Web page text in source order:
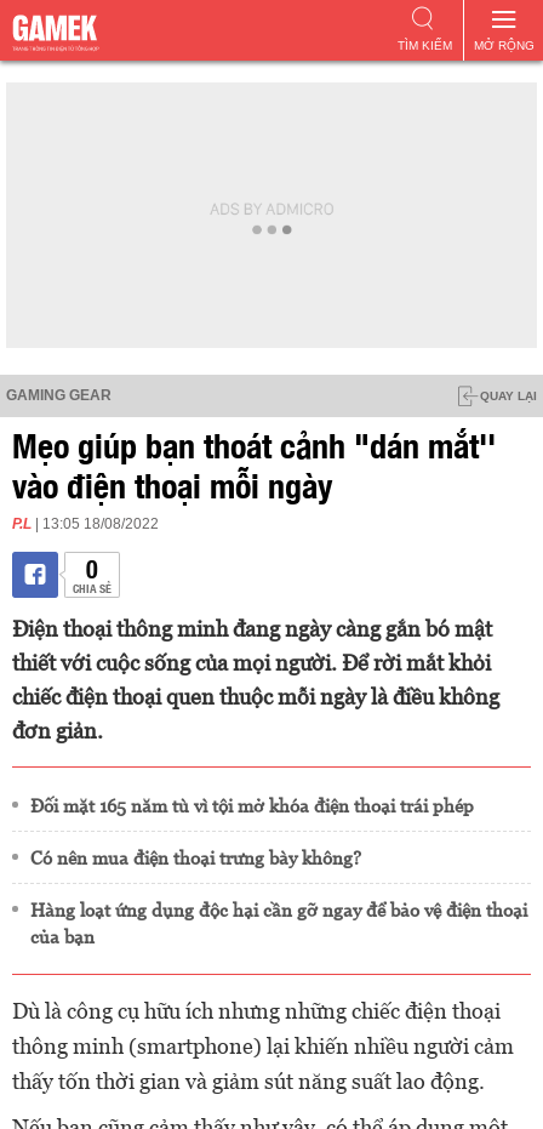
MỞ RỘNG
TÌM KIẾM
GAMING GEAR QUAY LẠI
Mẹo giúp bạn thoát cảnh "dán mắt''
vào điện thoại mỗi ngày
P.L | 13:05 18/08/2022
0
CHIA SẺ
Điện thoại thông minh đang ngày càng gắn bó mật
thiết với cuộc sống của mọi người. Để rời mắt khỏi
chiếc điện thoại quen thuộc mỗi ngày là điều không
đơn giản.
Đối mặt 165 năm tù vì tội mở khóa điện thoại trái phép
Có nên mua điện thoại trưng bày không?
Hàng loạt ứng dụng độc hại cần gỡ ngay để bảo vệ điện thoại
của bạn
Dù là công cụ hữu ích nhưng những chiếc điện thoại
thông minh (smartphone) lại khiến nhiều người cảm
thấy tốn thời gian và giảm sút năng suất lao động.